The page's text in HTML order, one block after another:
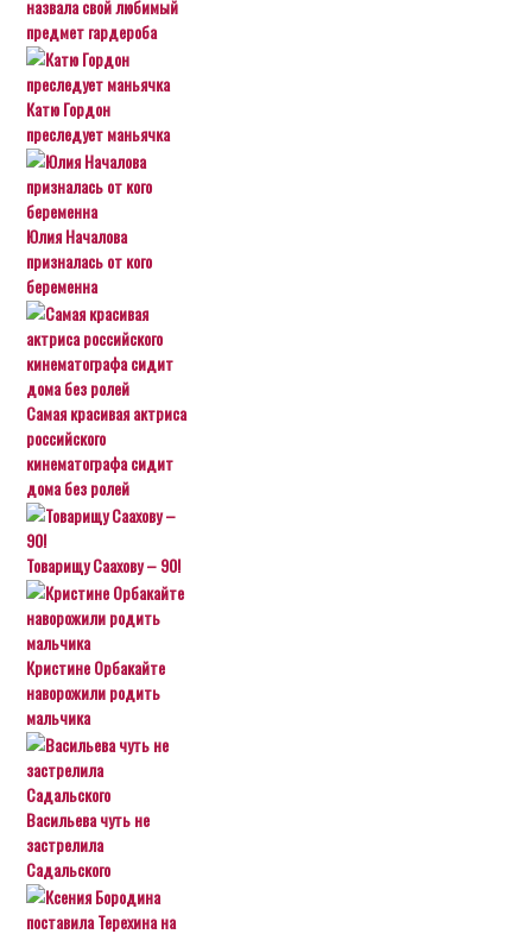
назвала свой любимый
предмет гардероба
Катю Гордон
преследует маньячка
Юлия Началова
призналась от кого
беременна
Самая красивая актриса
российского
кинематографа сидит
дома без ролей
Товарищу Саахову – 90!
Кристине Орбакайте
наворожили родить
мальчика
Васильева чуть не
застрелила
Садальского